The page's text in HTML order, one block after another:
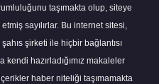
taşımakta olup, siteye
sayılırlar. Bu internet sitesi,
şirketi ile hiçbir bağlantısı
kendi hazırladığımız makaleler
haber niteliği taşımamakta